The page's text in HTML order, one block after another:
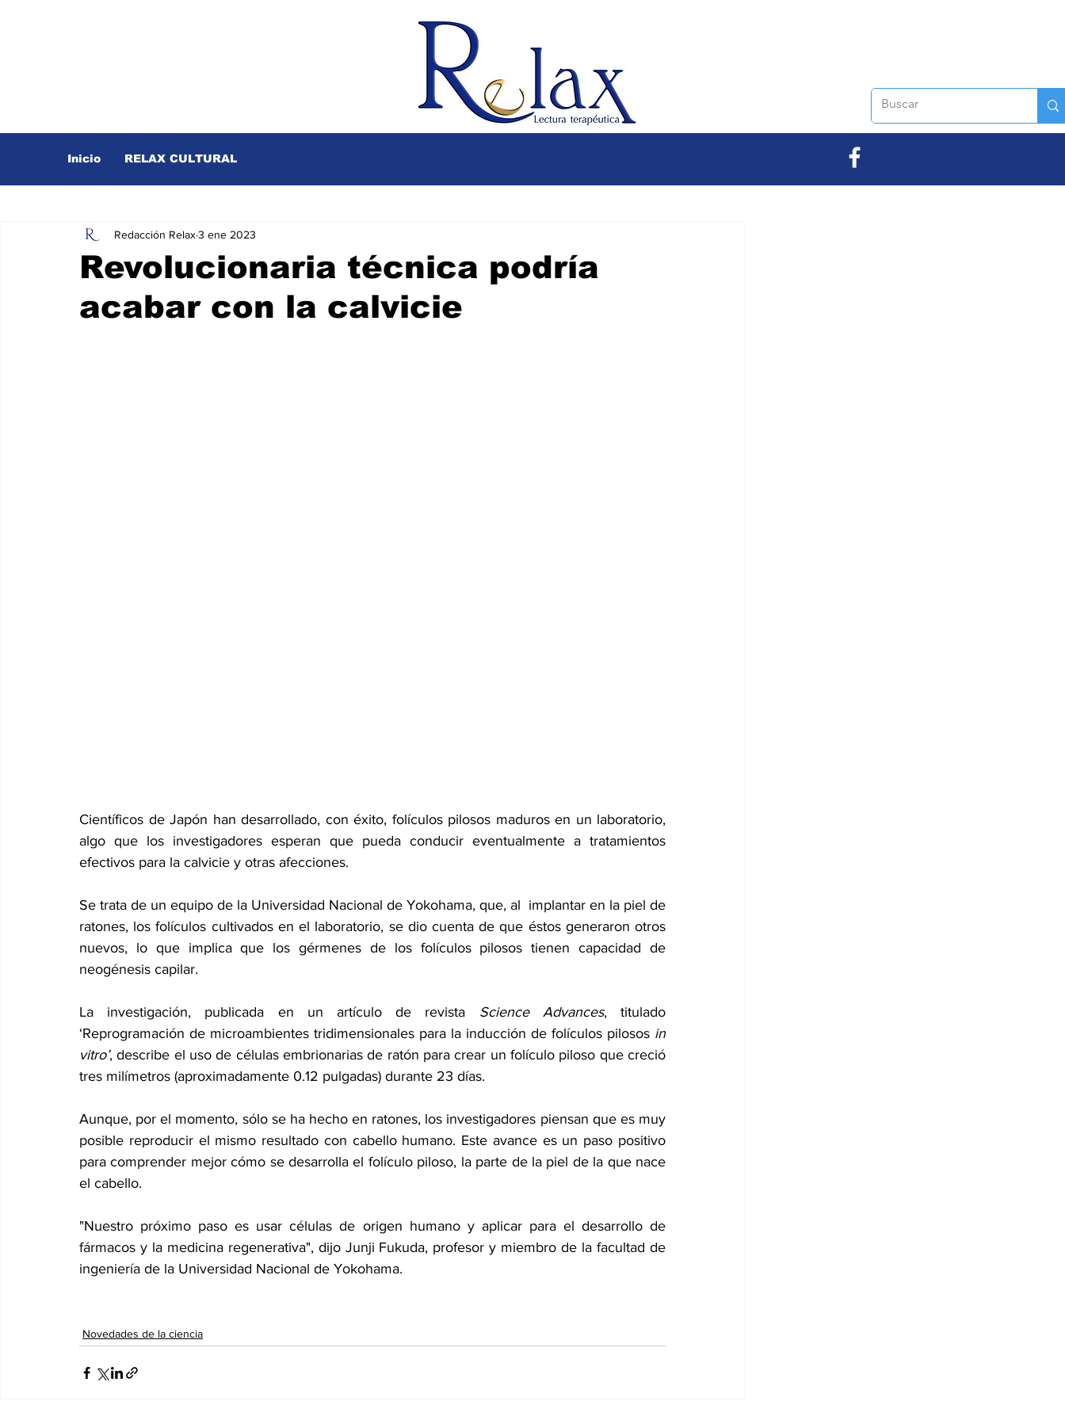
Inicio RELAX CULTURAL
Revolucionaria técnica podría
acabar con la calvicie
Redacción Relax3 ene 2023
Científicos de Japón han desarrollado, con éxito, folículos pilosos maduros en un laboratorio,
algo que los investigadores esperan que pueda conducir eventualmente a tratamientos
efectivos para la calvicie y otras afecciones.
Se trata de un equipo de la Universidad Nacional de Yokohama, que, al  implantar en la piel de
ratones, los folículos cultivados en el laboratorio, se dio cuenta de que éstos generaron otros
nuevos, lo que implica que los gérmenes de los folículos pilosos tienen capacidad de
neogénesis capilar.
La investigación, publicada en un artículo de revista Science Advances, titulado
‘Reprogramación de microambientes tridimensionales para la inducción de folículos pilosos in
vitro’, describe el uso de células embrionarias de ratón para crear un folículo piloso que creció
tres milímetros (aproximadamente 0.12 pulgadas) durante 23 días.
Aunque, por el momento, sólo se ha hecho en ratones, los investigadores piensan que es muy
posible reproducir el mismo resultado con cabello humano. Este avance es un paso positivo
para comprender mejor cómo se desarrolla el folículo piloso, la parte de la piel de la que nace
el cabello.
"Nuestro próximo paso es usar células de origen humano y aplicar para el desarrollo de
fármacos y la medicina regenerativa", dijo Junji Fukuda, profesor y miembro de la facultad de
ingeniería de la Universidad Nacional de Yokohama.
Novedades de la ciencia